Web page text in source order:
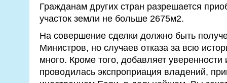
Гражданам других стран разрешается
участок земли не больше 2675м2.
На совершение сделки должно быть
Министров, но случаев отказа за всю
много. Кроме того, добавляет уверенности
проводилась экспроприация владений,